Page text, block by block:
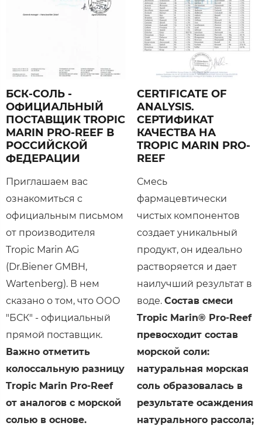
БСК-СОЛЬ -
ОФИЦИАЛЬНЫЙ
ПОСТАВЩИК TROPIC
MARIN PRO-REEF В
РОССИЙСКОЙ
ФЕДЕРАЦИИ
Приглашаем вас
ознакомиться с
официальным письмом
от производителя
Tropic Marin AG
(Dr.Biener GMBH,
Wartenberg). В нем
сказано о том, что ООО
"БСК" - официальный
прямой поставщик.
Важно отметить
колоссальную разницу
Tropic Marin Pro-Reef
от аналогов с морской
солью в основе.
CERTIFICATE OF
ANALYSIS.
СЕРТИФИКАТ
КАЧЕСТВА НА
TROPIC MARIN PRO-
REEF
Смесь
фармацевтически
чистых компонентов
создает уникальный
продукт, он идеально
растворяется и дает
наилучший результат в
воде. Состав смеси
Tropic Marin® Pro-Reef
превосходит состав
морской соли:
натуральная морская
соль образовалась в
результате осаждения
натурального рассола;